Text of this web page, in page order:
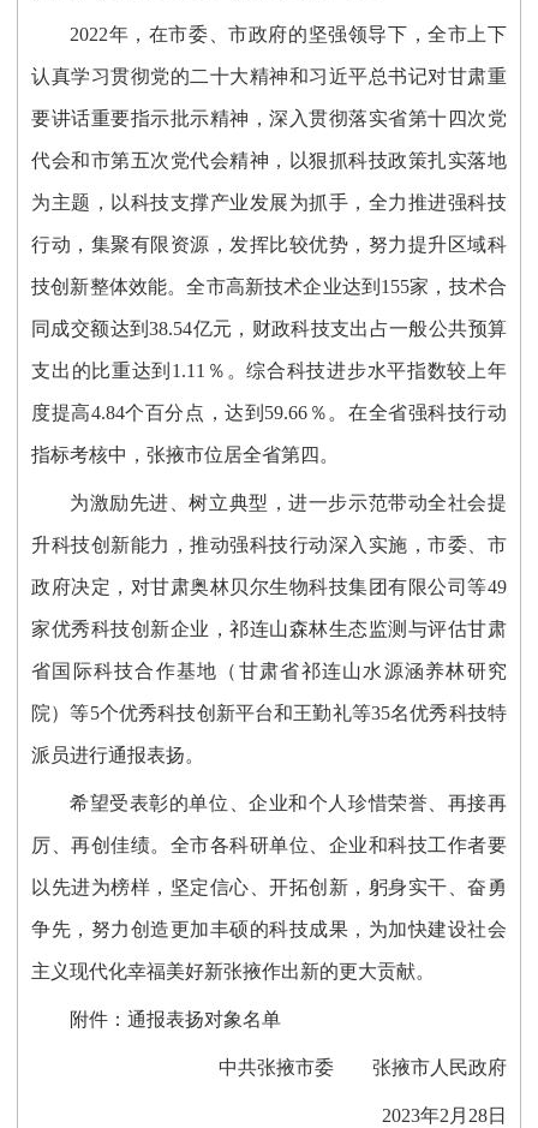
2022年，在市委、市政府的坚强领导下，全市上下
认真学习贯彻党的二十大精神和习近平总书记对甘肃重
要讲话重要指示批示精神，深入贯彻落实省第十四次党
代会和市第五次党代会精神，以狠抓科技政策扎实落地
为主题，以科技支撑产业发展为抓手，全力推进强科技
行动，集聚有限资源，发挥比较优势，努力提升区域科
技创新整体效能。全市高新技术企业达到155家，技术合
同成交额达到38.54亿元，财政科技支出占一般公共预算
支出的比重达到1.11％。综合科技进步水平指数较上年
度提高4.84个百分点，达到59.66％。在全省强科技行动
指标考核中，张掖市位居全省第四。
为激励先进、树立典型，进一步示范带动全社会提
升科技创新能力，推动强科技行动深入实施，市委、市
政府决定，对甘肃奥林贝尔生物科技集团有限公司等49
家优秀科技创新企业，祁连山森林生态监测与评估甘肃
省国际科技合作基地（甘肃省祁连山水源涵养林研究
院）等5个优秀科技创新平台和王勤礼等35名优秀科技特
派员进行通报表扬。
希望受表彰的单位、企业和个人珍惜荣誉、再接再
厉、再创佳绩。全市各科研单位、企业和科技工作者要
以先进为榜样，坚定信心、开拓创新，躬身实干、奋勇
争先，努力创造更加丰硕的科技成果，为加快建设社会
主义现代化幸福美好新张掖作出新的更大贡献。
附件：通报表扬对象名单
中共张掖市委 张掖市人民政府
2023年2月28日